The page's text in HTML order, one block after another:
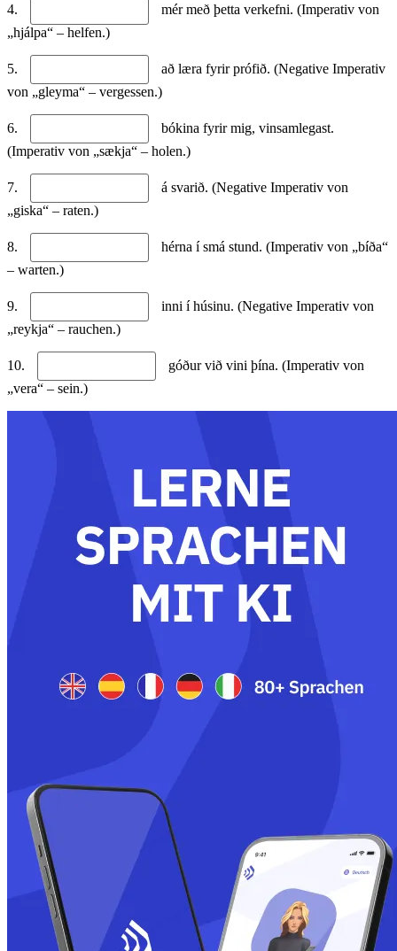
4.
mér með þetta verkefni. (Imperativ von
„hjálpa“ – helfen.)
5.
að læra fyrir prófið. (Negative Imperativ
von „gleyma“ – vergessen.)
6.
bókina fyrir mig, vinsamlegast.
(Imperativ von „sækja“ – holen.)
7.
á svarið. (Negative Imperativ von
„giska“ – raten.)
8.
hérna í smá stund. (Imperativ von „bíða“
– warten.)
9.
inni í húsinu. (Negative Imperativ von
„reykja“ – rauchen.)
10.
góður við vini þína. (Imperativ von
„vera“ – sein.)